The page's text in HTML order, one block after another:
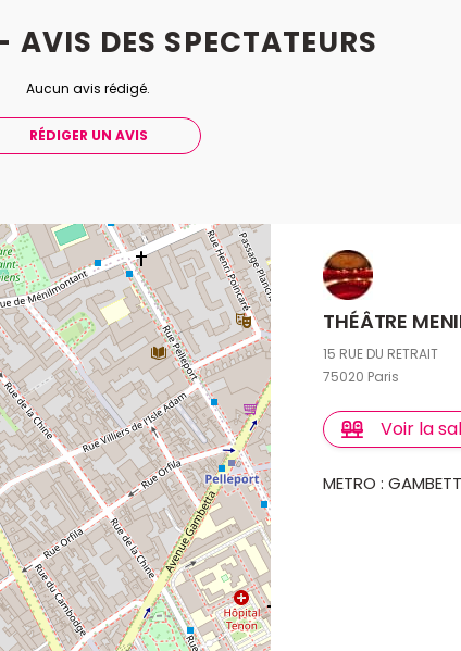
AVIS DES SPECTATEURS
Aucun avis rédigé.
RÉDIGER UN AVIS
THÉÂTRE
15 RUE DU RETRAIT
75020 Paris
Voir la
METRO :